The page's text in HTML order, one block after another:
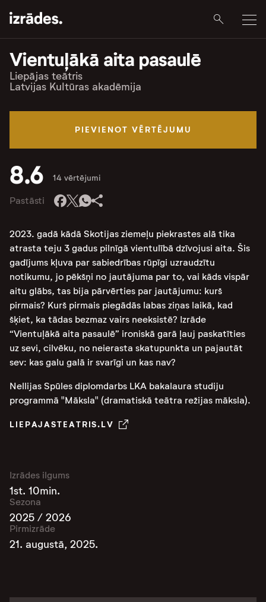
Vientuļākā aita pasaulē
Liepājas teātris
Latvijas Kultūras akadēmija
PIEVIENOT VĒRTĒJUMU
8.6 14 vērtējumi
Pastāsti
2023. gadā kādā Skotijas ziemeļu piekrastes alā tika
atrasta teju 3 gadus pilnīgā vientulībā dzīvojusi aita. Šis
gadījums kļuva par sabiedrības rūpīgi uzraudzītu
notikumu, jo pēkšņi no jautājuma par to, vai kāds vispār
aitu glābs, tas bija pārvērties par jautājumu: kurš
pirmais? Kurš pirmais piegādās labas ziņas laikā, kad
šķiet, ka tādas bezmaz vairs neeksistē? Izrāde
“Vientuļākā aita pasaulē” ironiskā garā ļauj paskatīties
uz sevi, cilvēku, no neierasta skatupunkta un pajautāt
sev: kas galu galā ir svarīgi un kas nav?
Nellijas Spūles diplomdarbs LKA bakalaura studiju
programmā "Māksla" (dramatiskā teātra režijas māksla).
LIEPAJASTEATRIS.LV
Izrādes ilgums
1st. 10min.
Sezona
2025 / 2026
Pirmizrāde
21. augustā, 2025.